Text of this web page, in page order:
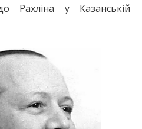
Рахліна у Казанській